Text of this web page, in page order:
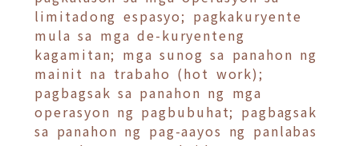
limitadong espasyo; pagkakuryente
mula sa mga de-kuryenteng
kagamitan; mga sunog sa panahon ng
mainit na trabaho (hot work);
pagbagsak sa panahon ng mga
operasyon ng pagbubuhat; pagbagsak
sa panahon ng pag-aayos ng panlabas